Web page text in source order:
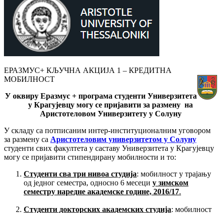
ЕРАЗМУС+ КЉУЧНА АКЦИЈА 1 – КРЕДИТНА
МОБИЛНОСТ
У оквиру Еразмус + програма студенти Универзитета
у Крагујевцу могу се пријавити за размену на
Аристотеловом Универзитету у Солуну
У складу са потписаним интер-институционалним уговором
за размену са Аристотеловим универзитетом у Солуну
студенти свих факултета у саставу Универзитета у Крагујевцу
могу се пријавити стипендирану мобилности и то:
Студенти сва три нивоа студија: мобилност у трајању
од једног семестра, односно 6 месеци у зимском
семестру наредне академске године, 2016/17.
Студенти докторских академских студија: мобилност